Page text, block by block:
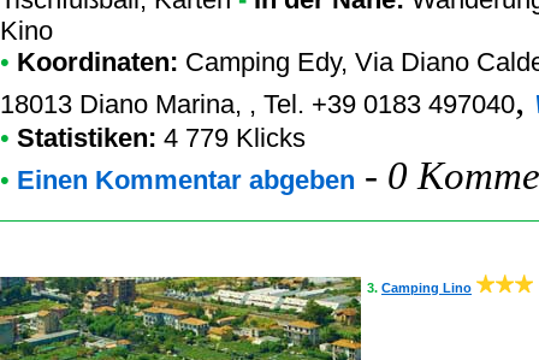
Kino
• Koordinaten: Camping Edy, Via Diano
18013 Diano Marina, , Tel. +39 0183 497040,
• Statistiken: 4 779 Klicks
• Einen Kommentar abgeben - 0
3. Camping Lino